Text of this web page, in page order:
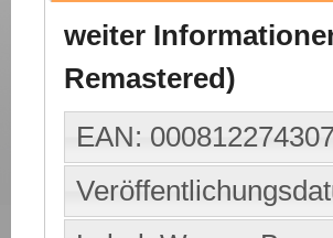
weiter
Remastered)
EAN: